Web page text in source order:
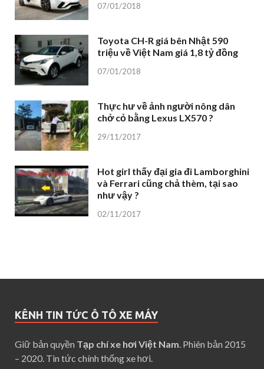
07/01/2018
Toyota CH-R giá bên Nhật 590
triệu về Việt Nam giá 1,8 tỷ đồng
07/01/2018
Thực hư về ảnh người nông dân
chở cỏ bằng Lexus LX570 ?
29/11/2017
Hot girl thấy đại gia đi Lamborghini
và Ferrari cũng chả thèm, tại sao
như vậy ?
02/11/2017
KÊNH TIN TỨC Ô TÔ XE MÁY
Giữ bản quyền Tạp chí xe hơi Việt Nam. Phiên bản 2015
– 2020. Tin tức chính thống xe hơi.